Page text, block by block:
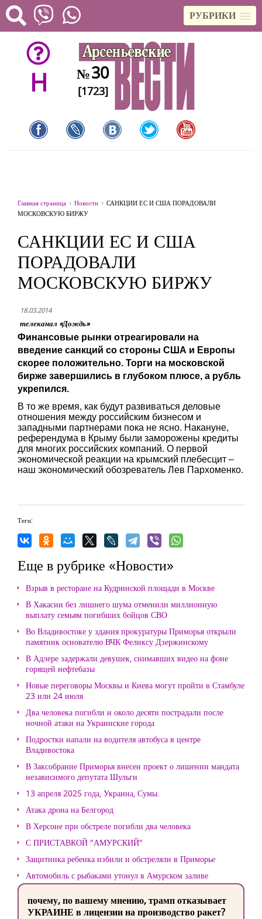
РУБРИКИ
H №30
[1723]
Главная страница Новости
САНКЦИИ ЕС И США ПОРАДОВАЛИ
МОСКОВСКУЮ БИРЖУ
САНКЦИИ ЕС И США
ПОРАДОВАЛИ
МОСКОВСКУЮ БИРЖУ
18.03.2014
телеканал «Дождь»
Финансовые рынки отреагировали на
введение санкций со стороны США и Европы
скорее положительно. Торги на московской
бирже завершились в глубоком плюсе, а рубль
укрепился.
В то же время, как будут развиваться деловые
отношения между российским бизнесом и
западными партнерами пока не ясно. Накануне,
референдума в Крыму были заморожены кредиты
для многих российских компаний. О первой
экономической реакции на крымский плебесцит –
наш экономический обозреватель Лев Пархоменко.
Теги:
Еще в рубрике «Новости»
Взрыв в ресторане на Кудринской площади в Москве
В Хакасии без лишнего шума отменили миллионную
выплату семьям погибших бойцов СВО
Во Владивостоке у здания прокуратуры Приморья открыли
памятник основателю ВЧК Феликсу Дзержинскому
В Адлере задержали девушек, снимавших видео на фоне
горящей нефтебазы
Новые переговоры Москвы и Киева могут пройти в Стамбуле
23 или 24 июля
Два человека погибли и около десяти пострадали после
ночной атаки на Украинские города
Подростки напали на водителя автобуса в центре
Владивостока
В Заксобрание Приморья внесен проект о лишении мандата
независимого депутата Шульги
13 апреля 2025 года, Украина, Сумы.
Атака дрона на Белгород
В Херсоне при обстреле погибли два человека
С ПРИСТАВКОЙ "АМУРСКИЙ"
Защитника ребенка избили и обстреляли в Приморье
Автомобиль с рыбаками утонул в Амурском заливе
почему, по вашему мнению, трамп отказывает
УКРАИНЕ в лицензии на производство ракет?